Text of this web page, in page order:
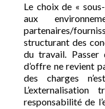
Le choix de «
aux
partenaires/
structurant des
du travail. Passer
d’offre ne revient
des charges
responsabilité de